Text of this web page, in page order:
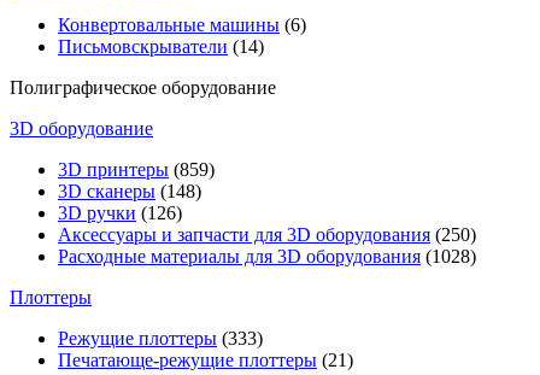
Конвертовальные машины (6)
Письмовскрыватели (14)
Полиграфическое оборудование
3D оборудование
3D принтеры (859)
3D сканеры (148)
3D ручки (126)
Аксессуары и запчасти для 3D оборудования (250)
Расходные материалы для 3D оборудования (1028)
Плоттеры
Режущие плоттеры (333)
Печатающе-режущие плоттеры (21)